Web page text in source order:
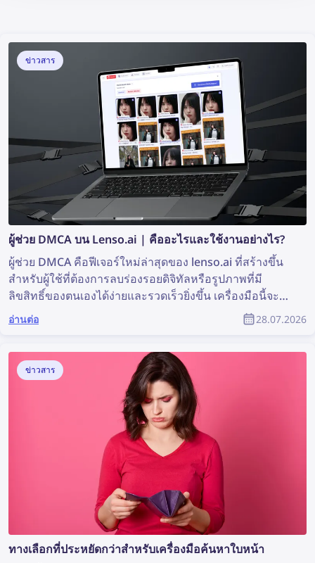
ข่าวสาร
ผู้ช่วย DMCA บน Lenso.ai | คืออะไรและใช้งานอย่างไร?
ผู้ช่วย DMCA คือฟีเจอร์ใหม่ล่าสุดของ lenso.ai ที่สร้างขึ้น
สำหรับผู้ใช้ที่ต้องการลบร่องรอยดิจิทัลหรือรูปภาพที่มี
ลิขสิทธิ์ของตนเองได้ง่ายและรวดเร็วยิ่งขึ้น เครื่องมือนี้จะ
สร้างอีเมลที่พร้อมคัดลอกและวาง เพื่อใช้ส่งคำขอลบเนื้อหา
ตาม DMCA ไปยังเว็บไซต์ที่พบรูปภาพของคุณ อ่านต่อเพื่อดู
ได้อย่างไรด้วยความช่วยเหลือจากผู้ช่วย DMCA ของ
lenso.ai
อ่านต่อ 28.07.2026
ข่าวสาร
ทางเลือกที่ประหยัดกว่าสำหรับเครื่องมือค้นหาใบหน้า